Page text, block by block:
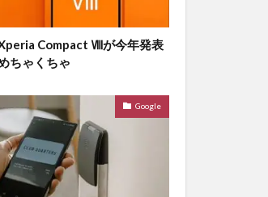
Compact Ⅷが今年発表
ちゃくちゃ
Google